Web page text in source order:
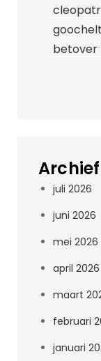
betover
Archief
juli 2026
juni 2026
mei 2026
april 2026
maart
februari
januari